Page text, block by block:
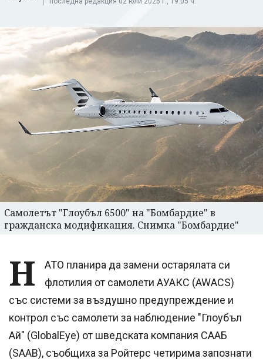
Самолетът "Глоубъл 6500" на "Бомбардие" в
гражданска модификация. Снимка "Бомбардие"
Н
АТО планира да замени остарялата си
флотилия от самолети АУАКС (AWACS)
със системи за въздушно предупреждение и
контрол със самолети за наблюдение "Глоубъл
Ай" (GlobalEye) от шведската компания СААБ
(SAAB), съобщиха за Ройтерс четирима запознати